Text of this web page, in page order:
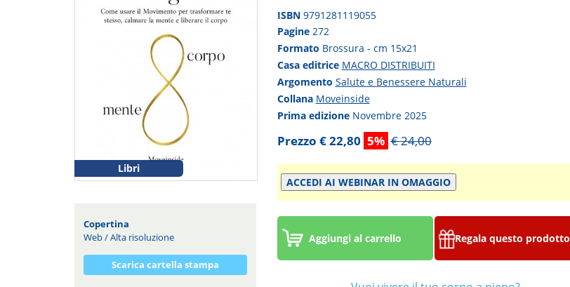
Libri
Copertina
Web/Alta risoluzione
Scarica cartella stampa
ISBN 9791281119055
Pagine 272
Formato Brossura - cm 15x21
Casa editrice MACRO DISTRIBUITI
Argomento Salute e Benessere Naturali
Collana Moveinside
Prima edizione Novembre 2025
Prezzo € 22,80 5% € 24,00
ACCEDI AI WEBINAR IN OMAGGIO
Aggiungi al carrello Regala questo prodotto